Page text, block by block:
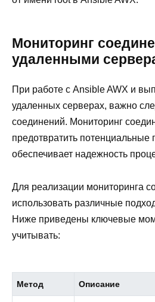
Мониторинг
удаленными
При работе с Ansible AWX и
удаленных серверах, важно
соединений. Мониторинг
предотвратить потенциальные
обеспечивает надежность
Для реализации мониторинга
использовать различные
Ниже приведены ключевые
учитывать:
Метод Описание